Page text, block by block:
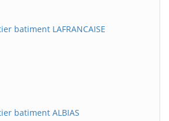
batiment LAFRANCAISE
batiment ALBIAS